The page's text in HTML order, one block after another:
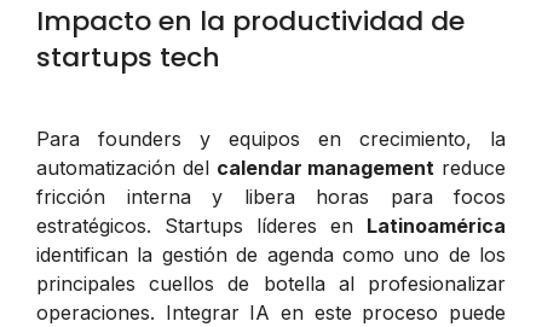
Impacto en la productividad de
startups tech
Para founders y equipos en crecimiento, la
automatización del calendar management reduce
fricción interna y libera horas para focos
estratégicos. Startups líderes en Latinoamérica
identifican la gestión de agenda como uno de los
principales cuellos de botella al profesionalizar
operaciones. Integrar IA en este proceso puede